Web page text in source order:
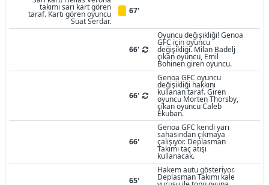
takımı sarı kart gören
taraf. Kartı gören oyuncu
Suat Serdar.
67'
66'
Oyuncu değişikliği! Genoa
GFC için oyuncu
değişikliği. Milan Badelj
çıkan oyuncu, Emil
Bohinen giren oyuncu.
66'
Genoa GFC oyuncu
değişikliği hakkını
kullanan taraf. Giren
oyuncu Morten Thorsby,
çıkan oyuncu Caleb
Ekuban.
66'
Genoa GFC kendi yarı
sahasından çıkmaya
çalışıyor. Deplasman
Takımı taç atışı
kullanacak.
65'
Hakem autu gösteriyor.
Deplasman Takımı kale